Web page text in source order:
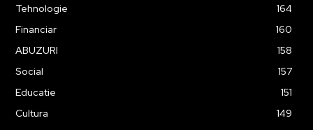
Tehnologie
164
Financiar
160
ABUZURI
158
Social
157
Educatie
151
Cultura
149